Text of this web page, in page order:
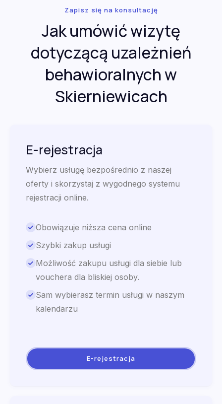
Zapisz się na konsultację
Jak umówić wizytę
dotyczącą uzależnień
behawioralnych w
Skierniewicach
E-rejestracja
Wybierz usługę bezpośrednio z naszej
oferty i skorzystaj z wygodnego systemu
rejestracji online.
Obowiązuje niższa cena online
Szybki zakup usługi
Możliwość zakupu usługi dla siebie lub
vouchera dla bliskiej osoby.
Sam wybierasz termin usługi w naszym
kalendarzu
E-rejestracja